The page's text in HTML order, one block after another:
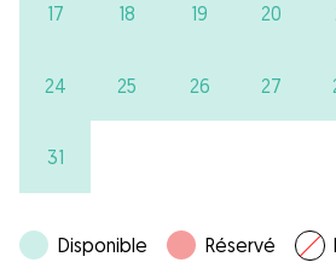
17 18 19 20
24 25 26 27
31
Disponible Réservé